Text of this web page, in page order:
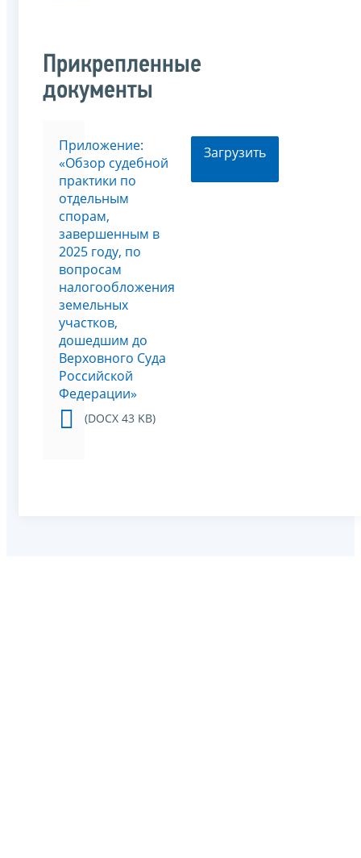
Прикрепленные
документы
Приложение:
«Обзор судебной
практики по
отдельным
спорам,
завершенным в
2025 году, по
вопросам
налогообложения
земельных
участков,
дошедшим до
Верховного Суда
Российской
Федерации»
(DOCX 43 KB)
Загрузить